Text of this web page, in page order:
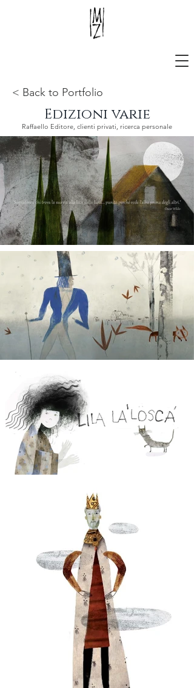
< Back to Portfolio
Edizioni varie
Raffaello Editore, clienti privati, ricerca personale